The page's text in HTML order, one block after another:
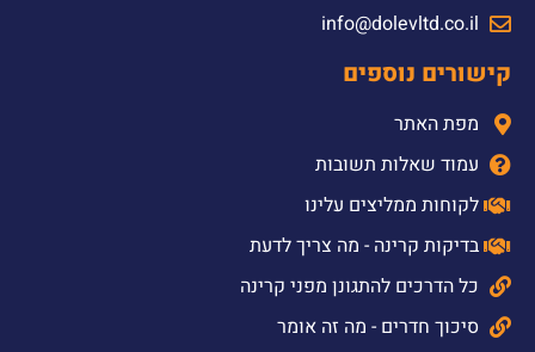
info@dolevltd.co.il
קישורים נוספים
מפת האתר
עמוד שאלות תשובות
לקוחות ממליצים עלינו
בדיקות קרינה - מה צריך לדעת
כל הדרכים להתגונן מפני קרינה
סיכוך חדרים - מה זה אומר